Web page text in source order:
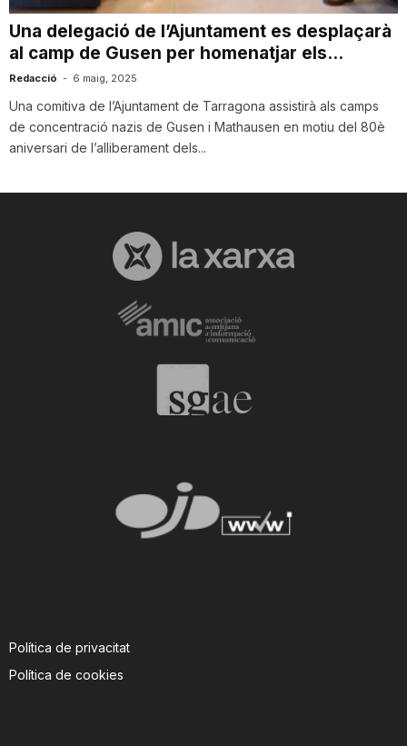
r
r
Una delegació de l’Ajuntament es desplaçarà
al camp de Gusen per homenatjar els...
Redacció - 6 maig, 2025
Una comitiva de l’Ajuntament de Tarragona assistirà als camps
de concentració nazis de Gusen i Mathausen en motiu del 80è
aniversari de l’alliberament dels...
Política de privacitat
Política de cookies